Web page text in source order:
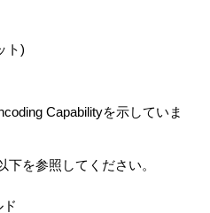
ト)
Capabilityを示していま
下を参照してください。